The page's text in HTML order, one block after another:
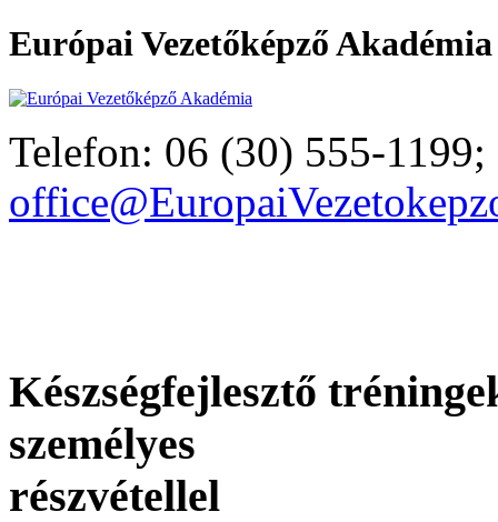
Európai Vezetőképző Akadémia
Telefon: 06 (30) 555-
Készségfejlesztő
személyes
részvétellel